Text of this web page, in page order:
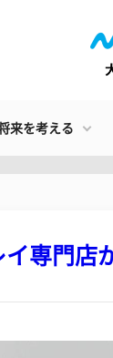
来を考える
専門店